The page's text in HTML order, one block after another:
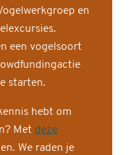
en
een vogelsoort
starten.
hebt om
Met deze
We raden je